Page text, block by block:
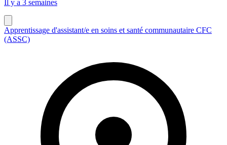
Il y a 3 semaines
Apprentissage d'assistant/e en soins et santé communautaire CFC
(ASSC)